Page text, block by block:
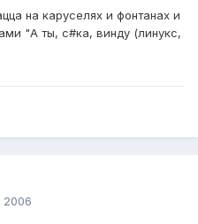
на каруселях и фонтанах и
"А ты, с#ка, винду (линукс,
2006